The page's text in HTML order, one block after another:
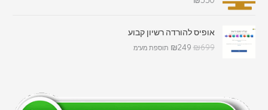
אופיס להורדה רשיון קבוע
₪699
₪249 תוספת מע"מ